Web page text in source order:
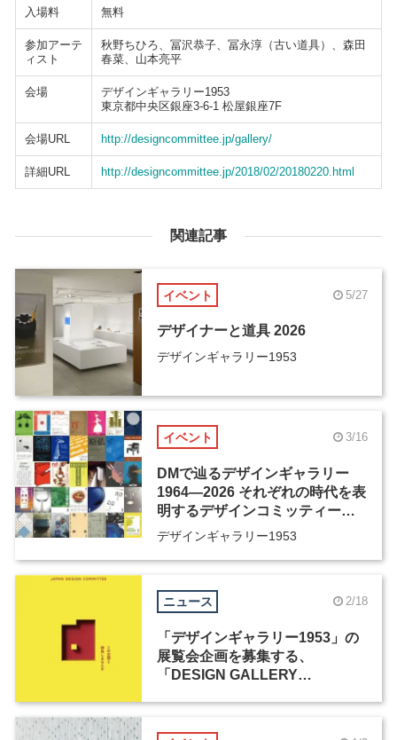
入場料 無料
参加アーテ
ィスト
秋野ちひろ、冨沢恭子、冨永淳（古い道具）、森田
春菜、山本亮平
会場
デザインギャラリー1953
東京都中央区銀座3-6-1 松屋銀座7F
会場URL http://designcommittee.jp/gallery/
詳細URL http://designcommittee.jp/2018/02/20180220.html
関連記事
イベント 5/27
デザイナーと道具 2026
デザインギャラリー1953
イベント 3/16
DMで辿るデザインギャラリー
1964―2026 それぞれの時代を表
明するデザインコミッティーの
活動歴、そしてその先へ
デザインギャラリー1953
ニュース 2/18
「デザインギャラリー1953」の
展覧会企画を募集する、
「DESIGN GALLERY